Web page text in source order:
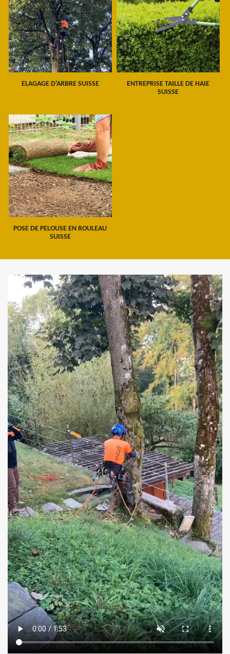
ELAGAGE D'ARBRE SUISSE
ENTREPRISE TAILLE DE HAIE
SUISSE
POSE DE PELOUSE EN ROULEAU
SUISSE